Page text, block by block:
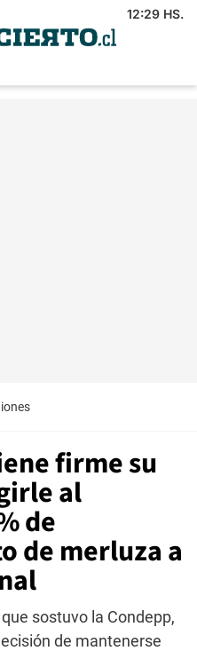
12:29 HS.
firme su
al
de
de merluza a
sostuvo la Condepp,
de mantenerse